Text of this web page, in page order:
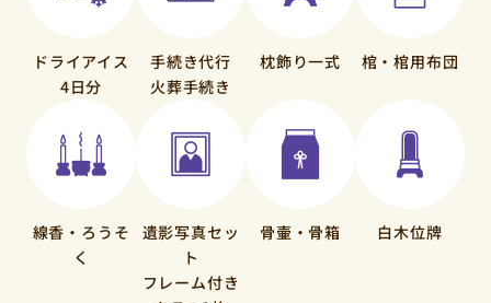
ドライアイス
4日分
手続き代行
火葬手続き
枕飾り一式 棺・棺用布団
線香・ろうそ
く
遺影写真セッ
ト
フレーム付き
骨壷・骨箱 白木位牌